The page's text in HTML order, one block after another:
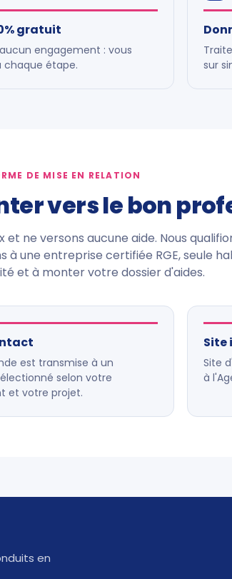
gratuit
engagement : vous
chaque étape.
sur
DE MISE EN RELATION
vers le bon
et ne versons aucune aide. Nous
à une entreprise certifiée RGE, seule
et à monter votre dossier d'aides.
est transmise à un
selon votre
et votre projet.
Site
Site
à
en